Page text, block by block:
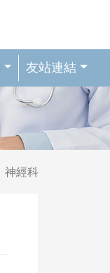
友站連結
神經科